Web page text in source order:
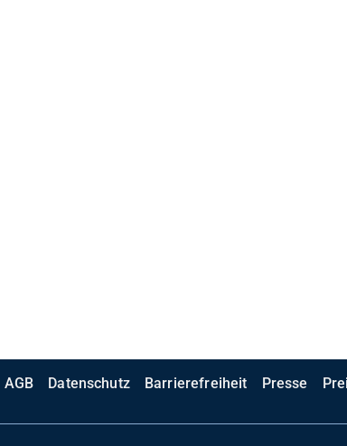
AGB Datenschutz Barrierefreiheit Presse